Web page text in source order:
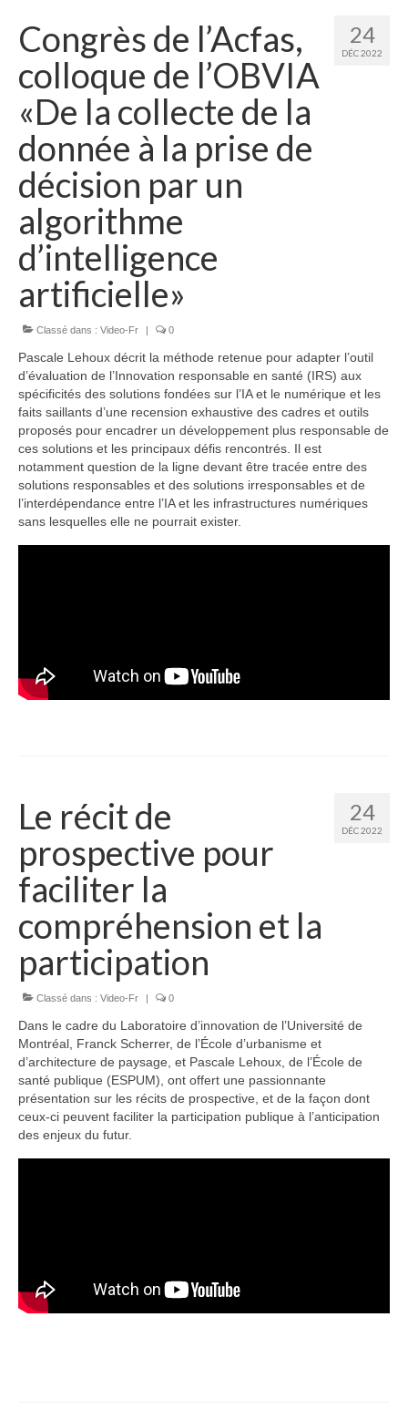
24
DÉC 2022
Congrès de l’Acfas,
colloque de l’OBVIA
«De la collecte de la
donnée à la prise de
décision par un
algorithme
d’intelligence
artificielle»
Classé dans : Video-Fr 0
Pascale Lehoux décrit la méthode retenue pour adapter l’outil
d’évaluation de l’Innovation responsable en santé (IRS) aux
spécificités des solutions fondées sur l’IA et le numérique et les
faits saillants d’une recension exhaustive des cadres et outils
proposés pour encadrer un développement plus responsable de
ces solutions et les principaux défis rencontrés. Il est
notamment question de la ligne devant être tracée entre des
solutions responsables et des solutions irresponsables et de
l’interdépendance entre l’IA et les infrastructures numériques
sans lesquelles elle ne pourrait exister.
24
DÉC 2022
Le récit de
prospective pour
faciliter la
compréhension et la
participation
Classé dans : Video-Fr 0
Dans le cadre du Laboratoire d’innovation de l’Université de
Montréal, Franck Scherrer, de l’École d’urbanisme et
d’architecture de paysage, et Pascale Lehoux, de l’École de
santé publique (ESPUM), ont offert une passionnante
présentation sur les récits de prospective, et de la façon dont
ceux-ci peuvent faciliter la participation publique à l’anticipation
des enjeux du futur.